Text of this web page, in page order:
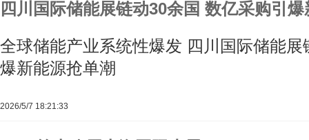
四川国际储能展链动30余国 数亿采购引
全球储能产业系统性爆发 四川国际储能
爆新能源抢单潮
2026/5/7 18:21:33